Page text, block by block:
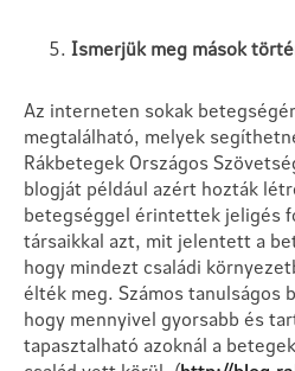
Ismerjük meg mások
Az interneten sokak
megtalálható, melyek
Rákbetegek Országos
blogját például azért hozták
betegséggel érintettek jeligés
társaikkal azt, mit jelentett a
hogy mindezt családi
élték meg. Számos tanulságos
hogy mennyivel gyorsabb és
tapasztalható azoknál a